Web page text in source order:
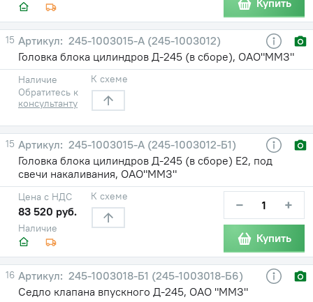
Купить
15
245-1003015-А (245-1003012)
Головка блока цилиндров Д-245 (в сборе), ОАО"ММЗ"
Наличие
Обратитесь к
консультанту
К схеме
15
245-1003015-А (245-1003012-Б1)
Головка блока цилиндров Д-245 (в сборе) Е2, под
свечи накаливания, ОАО"ММЗ"
Наличие
Цена с НДС
83 520 руб.
К схеме − +
Купить
16
245-1003018-Б1 (245-1003018-Б6)
Седло клапана впускного Д-245, ОАО "ММЗ"